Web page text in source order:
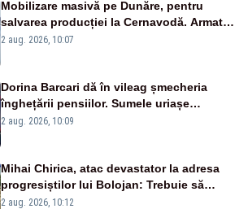
Mobilizare masivă pe Dunăre, pentru
salvarea producției la Cernavodă. Armata
va detona o stâncă și va devia apa
2 aug. 2026, 10:07
Dorina Barcari dă în vileag șmecheria
înghețării pensiilor. Sumele uriașe
pierdute de fiecare român
2 aug. 2026, 10:09
Mihai Chirica, atac devastator la adresa
progresiștilor lui Bolojan: Trebuie să
protejăm și natura, dar nu șținem omaneii
2 aug. 2026, 10:12